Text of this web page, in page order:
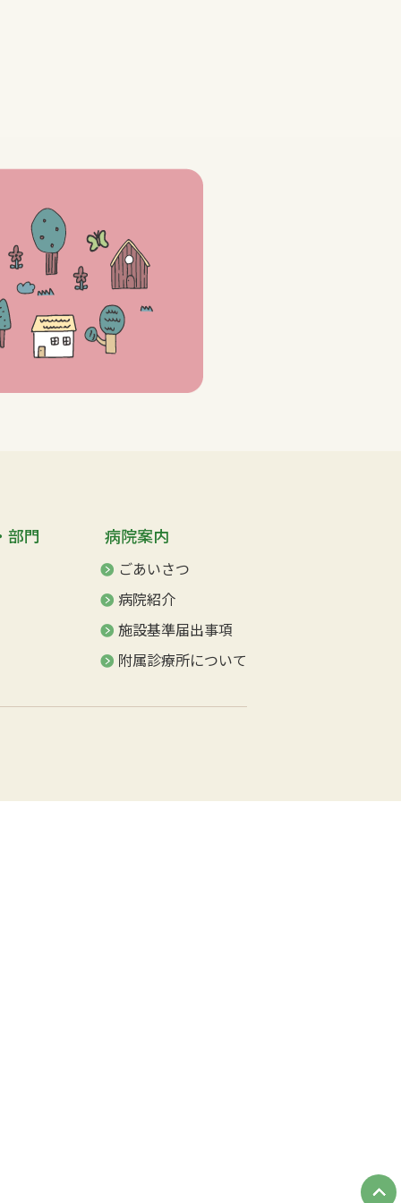
部門 病院案内
ごあいさつ
病院紹介
施設基準届出事項
附属診療所について